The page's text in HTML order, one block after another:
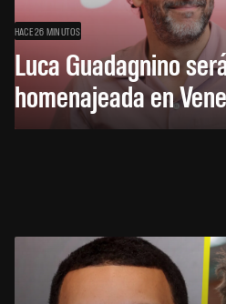
HACE 26 MINUTOS
Luca Guadagnino
homenajeada en